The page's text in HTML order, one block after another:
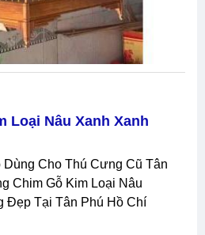
Loại Nâu Xanh Xanh
Chim Gỗ Kim Loại Nâu
Đẹp Tại Tân Phú Hồ Chí